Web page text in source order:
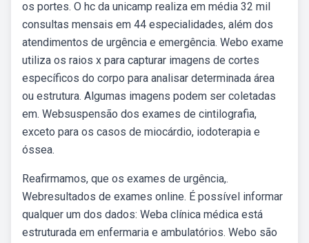
os portes. O hc da unicamp realiza em média 32 mil
consultas mensais em 44 especialidades, além dos
atendimentos de urgência e emergência. Webo exame
utiliza os raios x para capturar imagens de cortes
específicos do corpo para analisar determinada área
ou estrutura. Algumas imagens podem ser coletadas
em. Websuspensão dos exames de cintilografia,
exceto para os casos de miocárdio, iodoterapia e
óssea.
Reafirmamos, que os exames de urgência,.
Webresultados de exames online. É possível informar
qualquer um dos dados: Weba clínica médica está
estruturada em enfermaria e ambulatórios. Webo são